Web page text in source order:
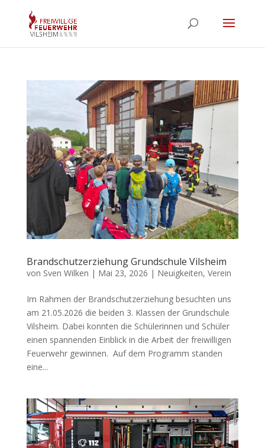
Brandschutzerziehung Grundschule Vilsheim
von Sven Wilken | Mai 23, 2026 | Neuigkeiten, Verein
Im Rahmen der Brandschutzerziehung besuchten uns
am 21.05.2026 die beiden 3. Klassen der Grundschule
Vilsheim. Dabei konnten die Schülerinnen und Schüler
einen spannenden Einblick in die Arbeit der freiwilligen
Feuerwehr gewinnen. Auf dem Programm standen
eine...